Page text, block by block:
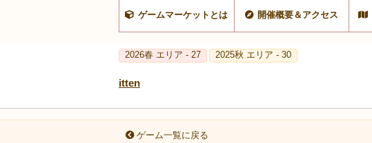
ゲームマーケットとは 開催概要＆アクセス
2026春 エリア - 27 2025秋 エリア - 30
itten
ゲーム一覧に戻る